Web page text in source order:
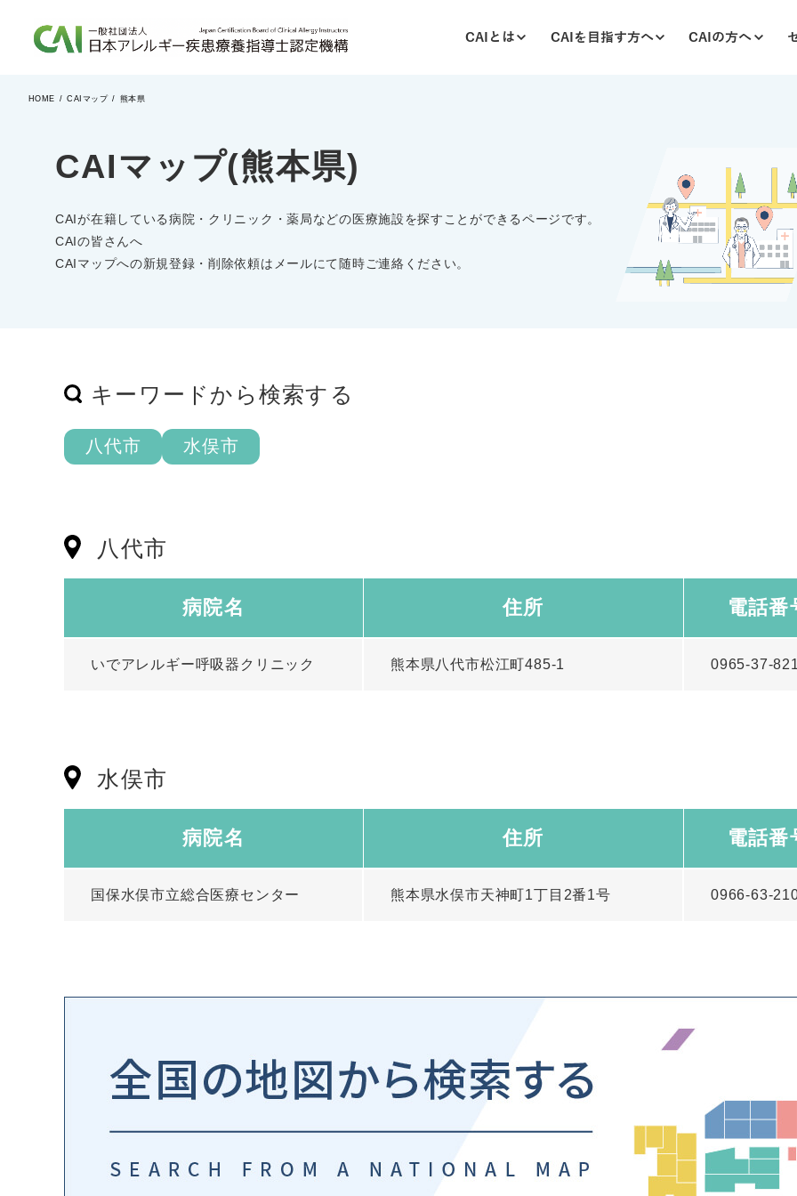
CAIとは
CAIとは
CAIを目指す方へ
CAIを目指す方へ
CAIの方へ
更新について
CAIマガジン
HOME CAIマップ 熊本県
CAIマップ(熊本県)
CAIが在籍している病院・クリニック・薬局などの医療施設を探すことができるページです。
CAIの皆さんへ
CAIマップへの新規登録・削除依頼はメールにて随時ご連絡ください。
キーワードから検索する
八代市 水俣市
八代市
病院名 住所 電話番
いでアレルギー呼吸器クリニック 熊本県八代市松江町485-1 0965-37-
水俣市
病院名 住所 電話番
国保水俣市立総合医療センター 熊本県水俣市天神町1丁目2番1号 0966-63-